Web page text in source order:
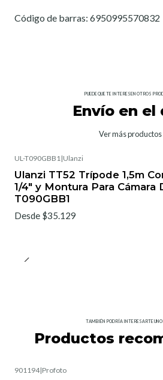
Código de barras: 6950995570832
PUEDE QUE TE INTERESEN OTROS
Envío en el
Ver más productos
UL-T090GBB1 |Ulanzi
Ulanzi TT52 Trípode 1,5m
1/4" y Montura Para Cámara
T090GBB1
Desde $35.129
TAMBIÉN PODRÍA INTERESARTE UNO
Productos
901194|Profoto